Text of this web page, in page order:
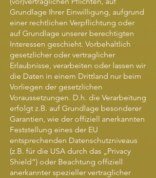
Grundlage Ihrer Einwilligung, aufgrund
einer rechtlichen Verpflichtung oder
auf Grundlage unserer berechtigten
Interessen geschieht. Vorbehaltlich
gesetzlicher oder vertraglicher
Erlaubnisse, verarbeiten oder lassen wir
die Daten in einem Drittland nur beim
Vorliegen der gesetzlichen
Voraussetzungen. D.h. die Verarbeitung
erfolgt z.B. auf Grundlage besonderer
Garantien, wie der offiziell anerkannten
Feststellung eines der EU
entsprechenden Datenschutzniveaus
(z.B. für die USA durch das „Privacy
Shield“) oder Beachtung offiziell
anerkannter spezieller vertraglicher